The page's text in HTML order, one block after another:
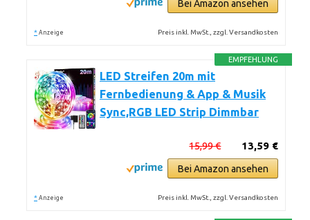
Bei Amazon ansehen
* Anzeige Preis inkl. MwSt., zzgl. Versandkosten
EMPFEHLUNG
LED Streifen 20m mit
Fernbedienung & App & Musik
Sync,RGB LED Strip Dimmbar
13,59 €
15,99 €
Bei Amazon ansehen
* Anzeige Preis inkl. MwSt., zzgl. Versandkosten